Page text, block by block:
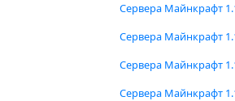
Сервера Майнкрафт
Сервера Майнкрафт
Сервера Майнкрафт
Сервера Майнкрафт